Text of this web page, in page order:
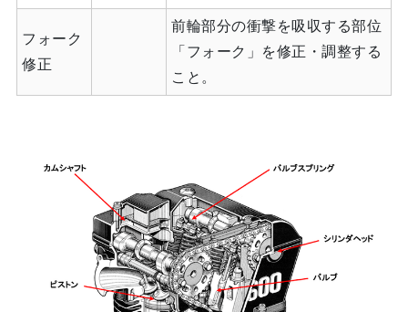
フォーク
修正
前輪部分の衝撃を吸収する部位
「フォーク」を修正・調整する
こと。